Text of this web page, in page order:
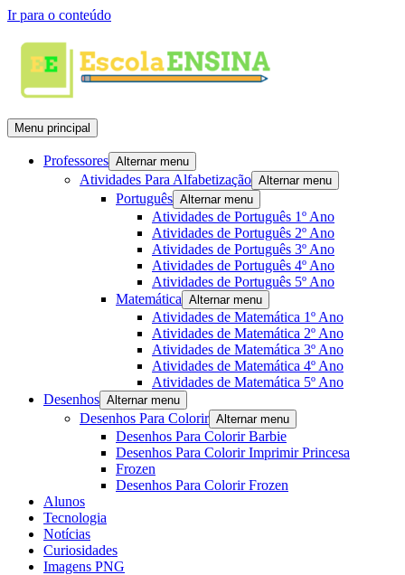
Ir para o conteúdo
Menu principal
Professores Alternar menu
Atividades Para Alfabetização Alternar menu
Português Alternar menu
Atividades de Português 1º Ano
Atividades de Português 2º Ano
Atividades de Português 3º Ano
Atividades de Português 4º Ano
Atividades de Português 5º Ano
Matemática Alternar menu
Atividades de Matemática 1º Ano
Atividades de Matemática 2º Ano
Atividades de Matemática 3º Ano
Atividades de Matemática 4º Ano
Atividades de Matemática 5º Ano
Desenhos Alternar menu
Desenhos Para Colorir Alternar menu
Desenhos Para Colorir Barbie
Desenhos Para Colorir Imprimir Princesa
Frozen
Desenhos Para Colorir Frozen
Alunos
Tecnologia
Notícias
Curiosidades
Imagens PNG